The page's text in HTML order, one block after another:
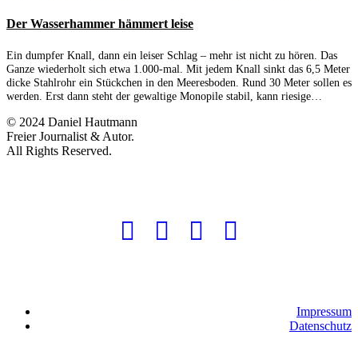
Der Wasserhammer hämmert leise
Ein dumpfer Knall, dann ein leiser Schlag – mehr ist nicht zu hören. Das
Ganze wiederholt sich etwa 1.000-mal. Mit jedem Knall sinkt das 6,5 Meter
dicke Stahlrohr ein Stückchen in den Meeresboden. Rund 30 Meter sollen es
werden. Erst dann steht der gewaltige Monopile stabil, kann riesige…
© 2024 Daniel Hautmann
Freier Journalist & Autor.
All Rights Reserved.
Impressum
Datenschutz